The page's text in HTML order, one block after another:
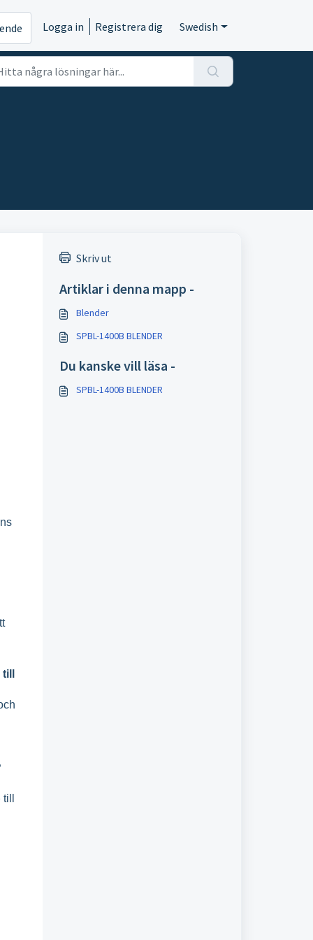
Logga in Registrera dig Swedish
Skriv ut
Artiklar i denna mapp -
Blender
SPBL-1400B BLENDER
Du kanske vill läsa -
SPBL-1400B BLENDER